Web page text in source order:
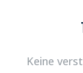
Keine